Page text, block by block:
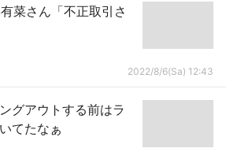
菜さん「不正取引さ
2022/8/6(Sa) 12:43
グアウトする前はラ
てたなぁ